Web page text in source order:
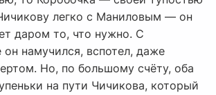
легко с Маниловым — он
даром то, что нужно. С
намучился, вспотел, даже
Но, по большому счёту, оба
на пути Чичикова, который